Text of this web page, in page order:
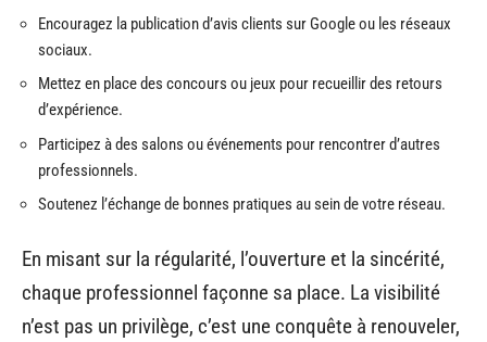
Encouragez la publication d’avis clients sur Google ou les réseaux
sociaux.
Mettez en place des concours ou jeux pour recueillir des retours
d’expérience.
Participez à des salons ou événements pour rencontrer d’autres
professionnels.
Soutenez l’échange de bonnes pratiques au sein de votre réseau.
En misant sur la régularité, l’ouverture et la sincérité,
chaque professionnel façonne sa place. La visibilité
n’est pas un privilège, c’est une conquête à renouveler,